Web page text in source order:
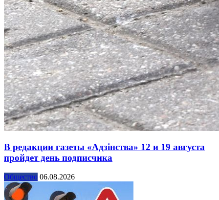
В редакции газеты «Адзінства» 12 и 19 августа
пройдет день подписчика
Общество 06.08.2026